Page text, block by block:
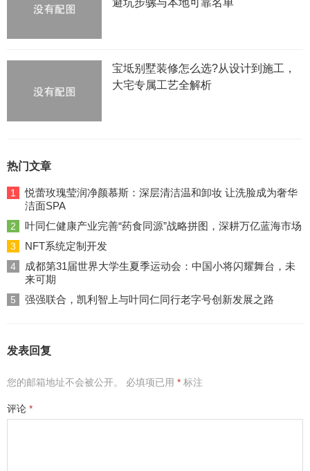
避坑步骡与本地可靠名单
宝坻别墅装修怎么选?从设计到施工，
大宅专属工艺全解析
热门文章
1
悦蕾玫瑰莹润净颜慕斯：深层清洁温和卸妆 让洗脸成为奢华
洁面SPA
2 叶同仁健康产业完善“药食同源”战略拼图，深耕万亿蓝海市场
3 NFT系统定制开发
4
成都第31届世界大学生夏季运动会：中国小将闪耀舞台，未
来可期
5 强强联合，凯利智上与叶同仁同行老字号创新发展之路
发表回复
您的邮箱地址不会被公开。 必填项已用 * 标注
评论 *